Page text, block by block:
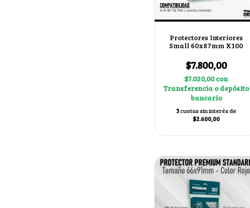
Protectores Interiores
Small 60x87mm X100
$7.800,00
$7.020,00con
Transferencia o depósito
bancario
3cuotas sin interés de
$2.600,00